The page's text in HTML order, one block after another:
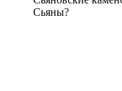
Сьяны?